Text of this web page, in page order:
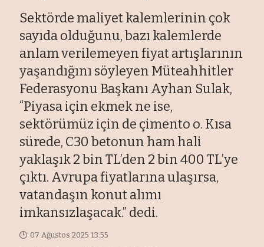
Sektörde maliyet kalemlerinin çok
sayıda olduğunu, bazı kalemlerde
anlam verilemeyen fiyat artışlarının
yaşandığını söyleyen Müteahhitler
Federasyonu Başkanı Ayhan Sulak,
“Piyasa için ekmek ne ise,
sektörümüz için de çimento o. Kısa
sürede, C30 betonun ham hali
yaklaşık 2 bin TL’den 2 bin 400 TL’ye
çıktı. Avrupa fiyatlarına ulaşırsa,
vatandaşın konut alımı
imkansızlaşacak.” dedi.
07 Ağustos 2025 13:55